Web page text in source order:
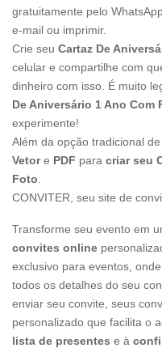
gratuitamente pelo
e-mail ou imprimir.
Crie seu Cartaz De
celular e compartilhe com
dinheiro com isso. É muito
De Aniversário 1 Ano Com
experimente!
Além da opção tradicional
Vetore PDF para criar seu
Foto
CONVITER, seu site de
Transforme seu evento em
convites online
exclusivo para eventos,
todos os detalhes do seu
enviar seu convite, seus
personalizado que facilita o
lista de presentes e à